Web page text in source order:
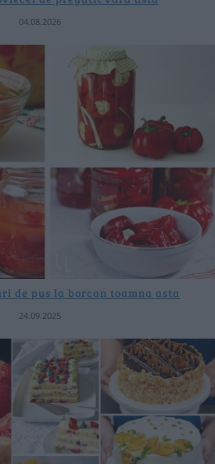
04.08.2026
de pus la borcan toamna asta
24.09.2025